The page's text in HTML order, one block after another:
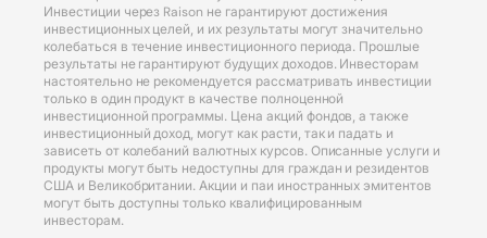
Инвестиции через Raison не гарантируют достижения
инвестиционных целей, и их результаты могут значительно
колебаться в течение инвестиционного периода. Прошлые
результаты не гарантируют будущих доходов. Инвесторам
настоятельно не рекомендуется рассматривать инвестиции
только в один продукт в качестве полноценной
инвестиционной программы. Цена акций фондов, а также
инвестиционный доход, могут как расти, так и падать и
зависеть от колебаний валютных курсов. Описанные услуги и
продукты могут быть недоступны для граждан и резидентов
США и Великобритании. Акции и паи иностранных эмитентов
могут быть доступны только квалифицированным
инвесторам.